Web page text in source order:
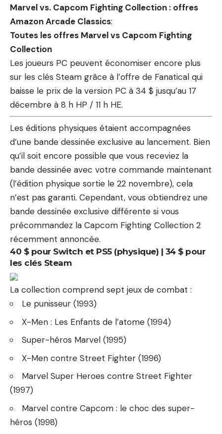
Marvel vs. Capcom Fighting Collection : offres
Amazon Arcade Classics:
Toutes les offres Marvel vs Capcom Fighting
Collection
Les joueurs PC peuvent économiser encore plus
sur les clés Steam grâce à l’offre de Fanatical qui
baisse le prix de la version PC à 34 $ jusqu’au 17
décembre à 8 h HP / 11 h HE.
Les éditions physiques étaient accompagnées
d’une bande dessinée exclusive au lancement. Bien
qu’il soit encore possible que vous receviez la
bande dessinée avec votre commande maintenant
(l’édition physique sortie le 22 novembre), cela
n’est pas garanti. Cependant, vous obtiendrez une
bande dessinée exclusive différente si vous
précommandez la Capcom Fighting Collection 2
récemment annoncée.
40 $ pour Switch et PS5 (physique) | 34 $ pour
les clés Steam
La collection comprend sept jeux de combat :
Le punisseur (1993)
X-Men : Les Enfants de l’atome (1994)
Super-héros Marvel (1995)
X-Men contre Street Fighter (1996)
Marvel Super Heroes contre Street Fighter
(1997)
Marvel contre Capcom : le choc des super-
héros (1998)